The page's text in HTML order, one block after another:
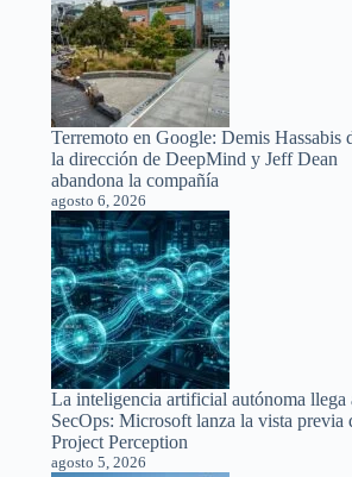
Terremoto en Google: Demis Hassabis
la dirección de DeepMind y Jeff Dean
abandona la compañía
agosto 6, 2026
La inteligencia artificial autónoma llega
SecOps: Microsoft lanza la vista previa
Project Perception
agosto 5, 2026